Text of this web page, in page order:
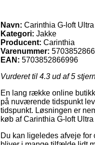
Navn: Carinthia G-loft
Kategori: Jakke
Producent: Carinthia
Varenummer:
EAN: 5703852866996
Vurderet til 4.3 ud af 5
En lang række online
på nuværende tidspunkt
tidspunkt. Løsningen er
køb af Carinthia G-loft
Du kan ligeledes afveje